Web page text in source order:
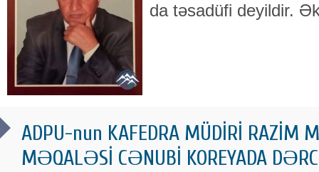
da təsadüfi deyildir.
ADPU-nun KAFEDRA MÜDİRİ
MƏQALƏSİ CƏNUBİ KOREYADA